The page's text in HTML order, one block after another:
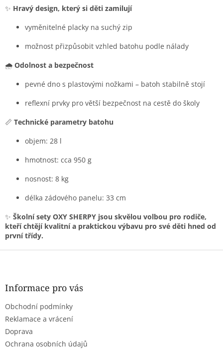
✨ Hravý design, který si děti zamilují
vyměnitelné placky na suchý zip
možnost přizpůsobit vzhled batohu podle nálady
🌧️ Odolnost a bezpečnost
pevné dno s plastovými nožkami – batoh stabilně stojí
reflexní prvky pro větší bezpečnost na cestě do školy
📏 Technické parametry batohu
objem: 28 l
hmotnost: cca 950 g
nosnost: 8 kg
délka zádového panelu: 33 cm
✨ Školní sety OXY SHERPY jsou skvělou volbou pro rodiče,
kteří chtějí kvalitní a praktickou výbavu pro své děti hned od
první třídy.
Z
Informace pro vás
Obchodní podmínky
Reklamace a vrácení
Doprava
Ochrana osobních údajů